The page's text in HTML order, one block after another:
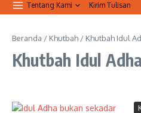
Tentang Kami Kirim Tulisan
Beranda / Khutbah / Khutbah Idul
Khutbah Idul Adha